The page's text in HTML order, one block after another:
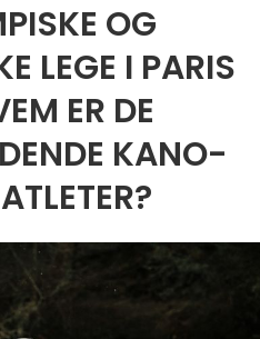
OG
LEGE I PARIS
ER DE
KANO-